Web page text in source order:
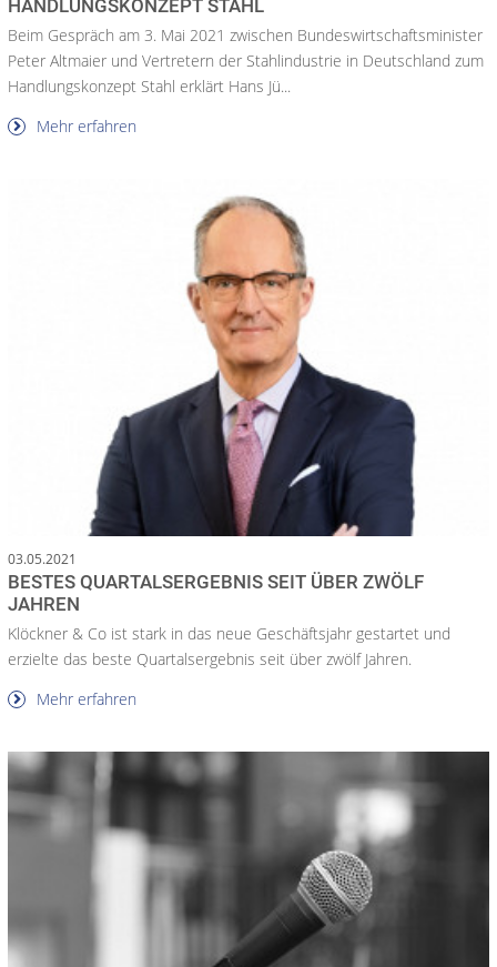
HANDLUNGSKONZEPT STAHL
Beim Gespräch am 3. Mai 2021 zwischen Bundeswirtschaftsminister
Peter Altmaier und Vertretern der Stahlindustrie in Deutschland zum
Handlungskonzept Stahl erklärt Hans Jü...
Mehr erfahren
03.05.2021
BESTES QUARTALSERGEBNIS SEIT ÜBER ZWÖLF
JAHREN
Klöckner & Co ist stark in das neue Geschäftsjahr gestartet und
erzielte das beste Quartalsergebnis seit über zwölf Jahren.
Mehr erfahren